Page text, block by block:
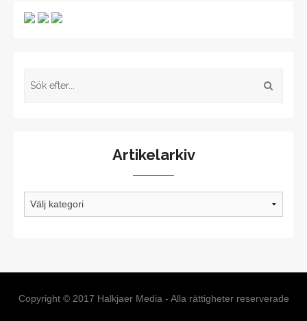
Artikelarkiv
Artikelarkiv
Copyright © 2017 Halkjaer Media - Alla rättigheter reserverade